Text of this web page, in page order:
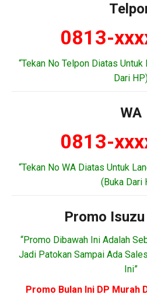
0813-
“Tekan No Telpon Diatas Untuk
Dari
WA
0813-
“Tekan No WA Diatas Untuk
(Buka Dari
Promo Isuzu
“Promo Dibawah Ini Adalah
Jadi Patokan Sampai Ada
Ini”
Promo Bulan Ini DP Murah